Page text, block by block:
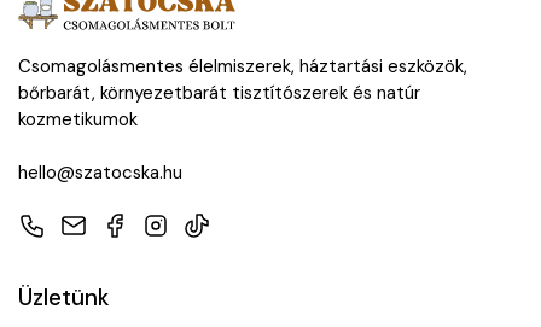
Csomagolásmentes élelmiszerek, háztartási eszközök,
bőrbarát, környezetbarát tisztítószerek és natúr
kozmetikumok
hello@szatocska.hu
TelefonE-mailFacebook
Instagram
TikTok
Üzletünk